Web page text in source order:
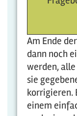
Am Ende
dann noch
werden,
sie
korrigieren.
einem